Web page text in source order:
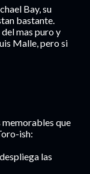
Bay, su
bastante.
mas puro y
Malle, pero si
memorables que
ish:
las